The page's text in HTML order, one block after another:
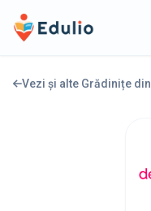
Edulio
Vezi și alte Grădinițe din